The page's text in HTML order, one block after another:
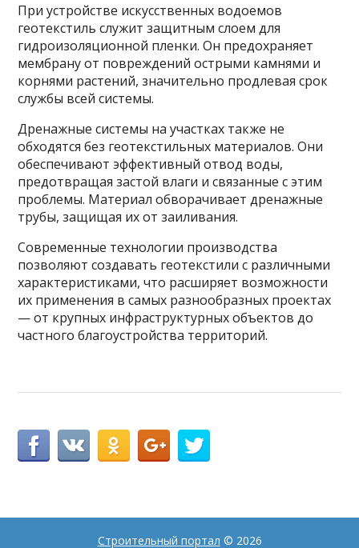
При устройстве искусственных водоемов
геотекстиль служит защитным слоем для
гидроизоляционной пленки. Он предохраняет
мембрану от повреждений острыми камнями и
корнями растений, значительно продлевая срок
службы всей системы.
Дренажные системы на участках также не
обходятся без геотекстильных материалов. Они
обеспечивают эффективный отвод воды,
предотвращая застой влаги и связанные с этим
проблемы. Материал обворачивает дренажные
трубы, защищая их от заиливания.
Современные технологии производства
позволяют создавать геотекстили с различными
характеристиками, что расширяет возможности
их применения в самых разнообразных проектах
— от крупных инфраструктурных объектов до
частного благоустройства территорий.
Строительный портал © 2026